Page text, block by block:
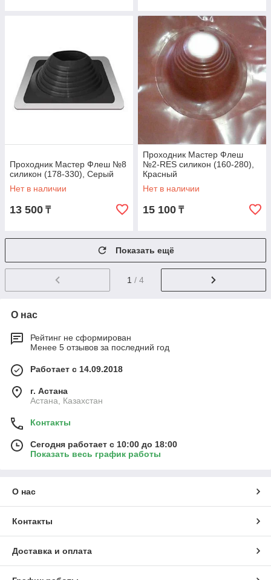
Проходник Мастер Флеш №8
силикон (178-330), Серый
Нет в наличии
13 500 ₸
Проходник Мастер Флеш
№2-RES силикон (160-280),
Красный
Нет в наличии
15 100 ₸
Показать ещё
1 / 4
О нас
Рейтинг не сформирован
Менее 5 отзывов за последний год
Работает с 14.09.2018
г. Астана
Астана, Казахстан
Контакты
Сегодня работает с 10:00 до 18:00
Показать весь график работы
О нас
Контакты
Доставка и оплата